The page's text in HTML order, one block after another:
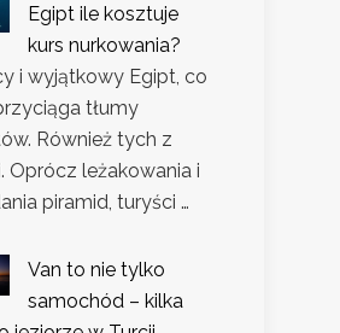
Egipt ile kosztuje
kurs nurkowania?
i wyjątkowy Egipt, co
tłumy
Również tych z
Oprócz leżakowania i
piramid, turyści …
Van to nie tylko
samochód – kilka